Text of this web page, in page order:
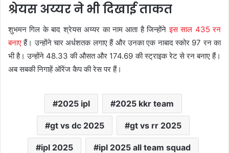
श्रेयस अय्यर ने भी दिखाई ताकत
शुभमन गिल के बाद श्रेयस अय्यर का नाम आता है जिन्होंनेइस साल 435 रन
बनाएहैं। उन्होंने चार अर्धशतक लगाए हैं और उनका एक नाबाद स्कोर 97 रन का
भी है। उन्होंने 48.33 की औसत और 174.69 की स्ट्राइक रेट से रन बनाए हैं।
अब सबकी निगाहें ऑरेंज कैप की रेस पर हैं।
2025 ipl 2025 kkr team
gt vs dc 2025 gt vs rr 2025
ipl 2025 ipl 2025 all team squad